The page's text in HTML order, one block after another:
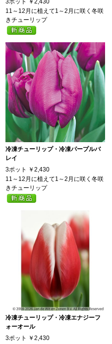
3ポット
￥2,430
11～12月に植えて1～2月に咲く冬咲
きチューリップ
冷凍チューリップ・冷凍パープルバ
レイ
3ポット
￥2,430
11～12月に植えて1～2月に咲く冬咲
きチューリップ
冷凍チューリップ・冷凍エナジーフ
ォーオール
3ポット
￥2,430